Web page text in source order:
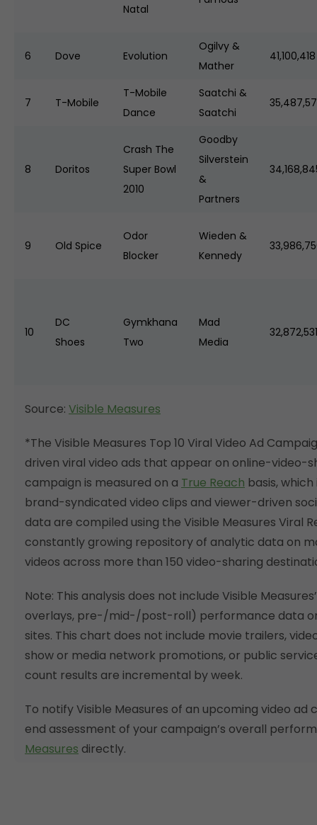
Natal
6 Dove Evolution
Ogilvy &
Mather
41,100,418
7 T-Mobile
T-Mobile
Dance
Saatchi &
Saatchi
8 Doritos
Crash The
Super Bowl
2010
Goodby
Silverstein
&
Partners
9 Old Spice
Odor
Blocker
Wieden &
Kennedy
10
DC
Shoes
Gymkhana
Two
Mad
Media
32,872,531
Source: Visible Measures
*The Visible Measures Top 10 Viral Video Ad
driven viral video ads that appear on online-video-
campaign is measured on a True Reach basis,
brand-syndicated video clips and viewer-driven
data are compiled using the Visible Measures Viral
constantly growing repository of analytic data on
videos across more than 150 video-sharing
Note: This analysis does not include Visible
overlays, pre-/mid-/post-roll) performance data
sites. This chart does not include movie trailers,
show or media network promotions, or public
count results are incremental by week.
To notify Visible Measures of an upcoming video
end assessment of your campaign’s overall
Measures directly.